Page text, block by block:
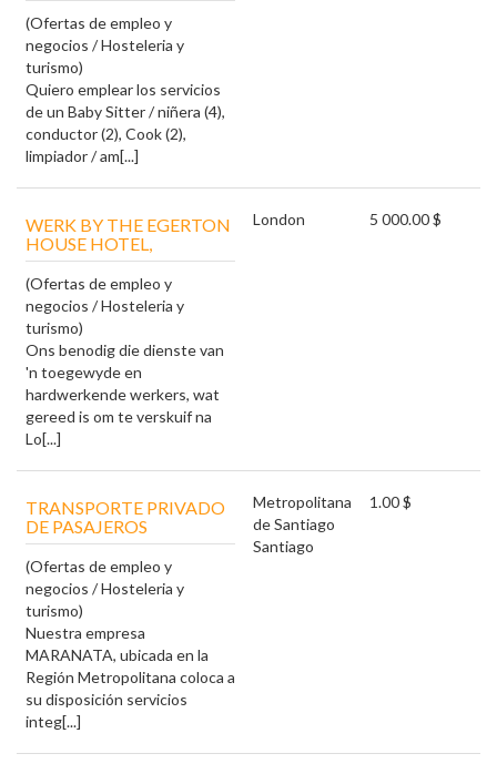
(Ofertas de empleo y
negocios / Hosteleria y
turismo)
Quiero emplear los servicios
de un Baby Sitter / niñera (4),
conductor (2), Cook (2),
limpiador / am[...]
WERK BY THE EGERTON
HOUSE HOTEL,
(Ofertas de empleo y
negocios / Hosteleria y
turismo)
Ons benodig die dienste van
'n toegewyde en
hardwerkende werkers, wat
gereed is om te verskuif na
Lo[...]
London 5 000.00 $
TRANSPORTE PRIVADO
DE PASAJEROS
(Ofertas de empleo y
negocios / Hosteleria y
turismo)
Nuestra empresa
MARANATA, ubicada en la
Región Metropolitana coloca a
su disposición servicios
integ[...]
Metropolitana
de Santiago
Santiago
1.00 $